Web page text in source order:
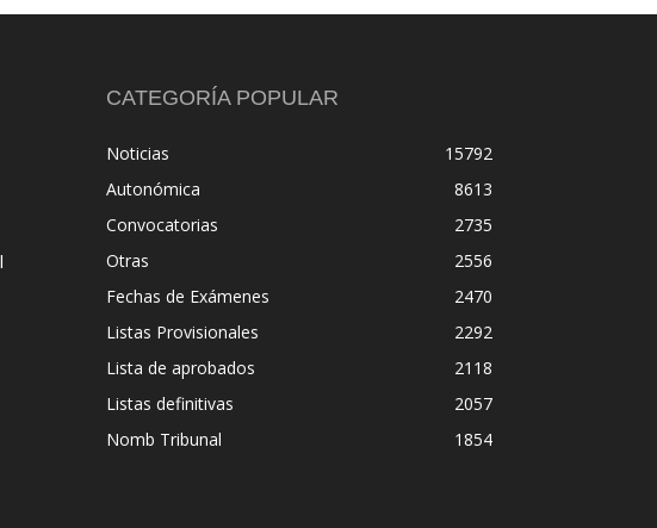
CATEGORÍA POPULAR
Noticias
15792
Autonómica
8613
Convocatorias
2735
Otras
2556
Fechas de Exámenes
2470
Listas Provisionales
2292
Lista de aprobados
2118
Listas definitivas
2057
Nomb Tribunal
1854